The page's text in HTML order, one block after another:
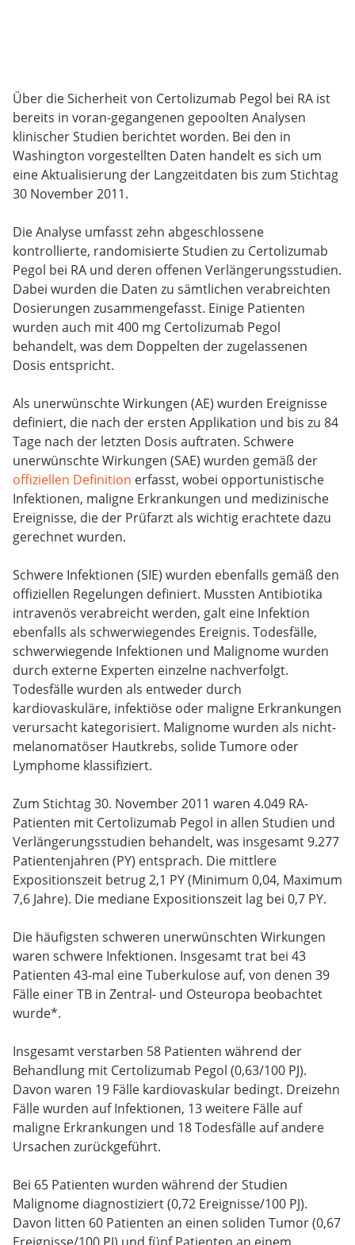
Über die Sicherheit von Certolizumab Pegol bei RA ist
bereits in voran-gegangenen gepoolten Analysen
klinischer Studien berichtet worden. Bei den in
Washington vorgestellten Daten handelt es sich um
eine Aktualisierung der Langzeitdaten bis zum Stichtag
30 November 2011.
Die Analyse umfasst zehn abgeschlossene
kontrollierte, randomisierte Studien zu Certolizumab
Pegol bei RA und deren offenen Verlängerungsstudien.
Dabei wurden die Daten zu sämtlichen verabreichten
Dosierungen zusammengefasst. Einige Patienten
wurden auch mit 400 mg Certolizumab Pegol
behandelt, was dem Doppelten der zugelassenen
Dosis entspricht.
Als unerwünschte Wirkungen (AE) wurden Ereignisse
definiert, die nach der ersten Applikation und bis zu 84
Tage nach der letzten Dosis auftraten. Schwere
unerwünschte Wirkungen (SAE) wurden gemäß der
offiziellen Definition erfasst, wobei opportunistische
Infektionen, maligne Erkrankungen und medizinische
Ereignisse, die der Prüfarzt als wichtig erachtete dazu
gerechnet wurden.
Schwere Infektionen (SIE) wurden ebenfalls gemäß den
offiziellen Regelungen definiert. Mussten Antibiotika
intravenös verabreicht werden, galt eine Infektion
ebenfalls als schwerwiegendes Ereignis. Todesfälle,
schwerwiegende Infektionen und Malignome wurden
durch externe Experten einzelne nachverfolgt.
Todesfälle wurden als entweder durch
kardiovaskuläre, infektiöse oder maligne Erkrankungen
verursacht kategorisiert. Malignome wurden als nicht-
melanomatöser Hautkrebs, solide Tumore oder
Lymphome klassifiziert.
Zum Stichtag 30. November 2011 waren 4.049 RA-
Patienten mit Certolizumab Pegol in allen Studien und
Verlängerungsstudien behandelt, was insgesamt 9.277
Patientenjahren (PY) entsprach. Die mittlere
Expositionszeit betrug 2,1 PY (Minimum 0,04, Maximum
7,6 Jahre). Die mediane Expositionszeit lag bei 0,7 PY.
Die häufigsten schweren unerwünschten Wirkungen
waren schwere Infektionen. Insgesamt trat bei 43
Patienten 43-mal eine Tuberkulose auf, von denen 39
Fälle einer TB in Zentral- und Osteuropa beobachtet
wurde*.
Insgesamt verstarben 58 Patienten während der
Behandlung mit Certolizumab Pegol (0,63/100 PJ).
Davon waren 19 Fälle kardiovaskular bedingt. Dreizehn
Fälle wurden auf Infektionen, 13 weitere Fälle auf
maligne Erkrankungen und 18 Todesfälle auf andere
Ursachen zurückgeführt.
Bei 65 Patienten wurden während der Studien
Malignome diagnostiziert (0,72 Ereignisse/100 PJ).
Davon litten 60 Patienten an einen soliden Tumor (0,67